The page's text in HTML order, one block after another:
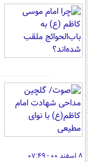
۸ اسفند ۰۰ - ۰۷:۴۹